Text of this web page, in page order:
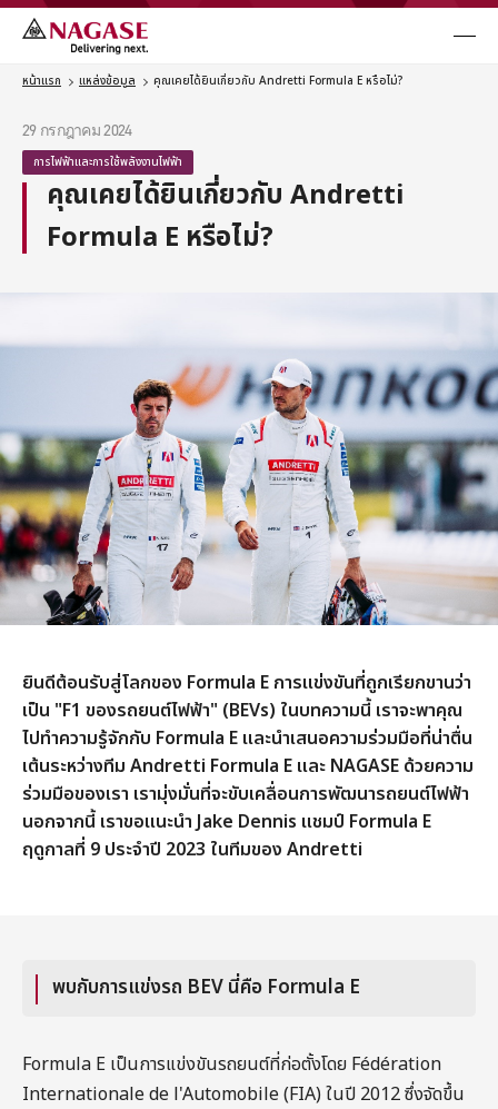
ธุรกิจ
กรณีศึกษา
แหล่งข้อมูล
Language
หน้าแรก แหล่งข้อมูล คุณเคยได้ยินเกี่ยวกับ Andretti Formula E หรือไม่?
29 กรกฎาคม 2024
การไฟฟ้าและการใช้พลังงานไฟฟ้า
คุณเคยได้ยินเกี่ยวกับ Andretti
Formula E หรือไม่?
ยินดีต้อนรับสู่โลกของ Formula E การแข่งขันที่ถูกเรียกขานว่า
เป็น "F1 ของรถยนต์ไฟฟ้า" (BEVs) ในบทความนี้ เราจะพาคุณ
ไปทำความรู้จักกับ Formula E และนำเสนอความร่วมมือที่น่าตื่น
เต้นระหว่างทีม Andretti Formula E และ NAGASE ด้วยความ
ร่วมมือของเรา เรามุ่งมั่นที่จะขับเคลื่อนการพัฒนารถยนต์ไฟฟ้า
นอกจากนี้ เราขอแนะนำ Jake Dennis แชมป์ Formula E
ฤดูกาลที่ 9 ประจำปี 2023 ในทีมของ Andretti
พบกับการแข่งรถ BEV นี่คือ Formula E
Formula E เป็นการแข่งขันรถยนต์ที่ก่อตั้งโดย Fédération
Internationale de l'Automobile (FIA) ในปี 2012 ซึ่งจัดขึ้น